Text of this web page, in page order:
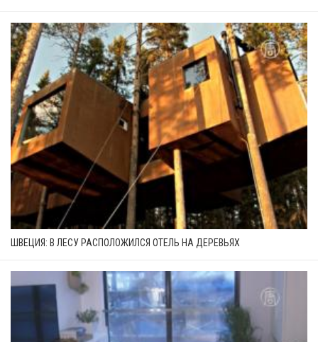
ШВЕЦИЯ: В ЛЕСУ РАСПОЛОЖИЛСЯ ОТЕЛЬ НА ДЕРЕВЬЯХ